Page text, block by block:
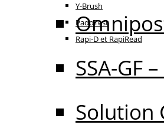
Y-Brush
PadoTest
Rapi-D et RapiRead
SSA-GF
Solution